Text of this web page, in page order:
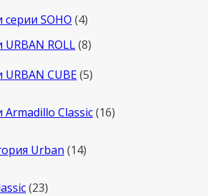
серии SOHO 44
товара
URBAN ROLL 88
URBAN CUBE 55
Armadillo Classic 1616
Urban 1414
2323